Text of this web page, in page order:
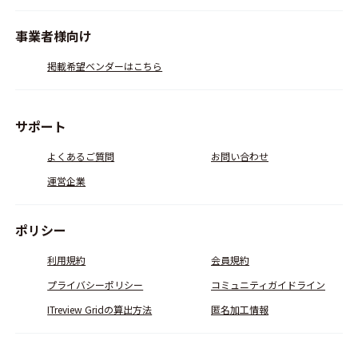
事業者様向け
掲載希望ベンダーはこちら
サポート
よくあるご質問
お問い合わせ
運営企業
ポリシー
利用規約
会員規約
プライバシーポリシー
コミュニティガイドライン
ITreview Gridの算出方法
匿名加工情報